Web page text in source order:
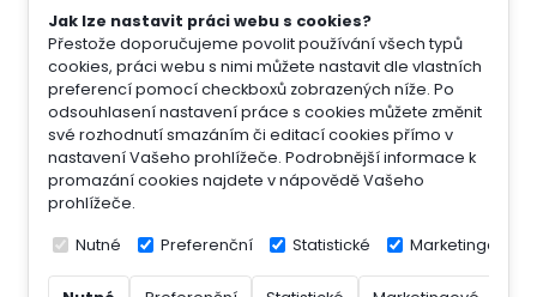
Jak lze nastavit práci webu s cookies?
Přestože doporučujeme povolit používání všech typů
cookies, práci webu s nimi můžete nastavit dle vlastních
preferencí pomocí checkboxů zobrazených níže. Po
odsouhlasení nastavení práce s cookies můžete změnit
své rozhodnutí smazáním či editací cookies přímo v
nastavení Vašeho prohlížeče. Podrobnější informace k
promazání cookies najdete v nápovědě Vašeho
prohlížeče.
Nutné Preferenční Statistické Marketingové